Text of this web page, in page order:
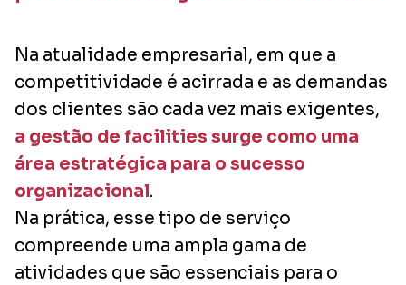
Na atualidade empresarial, em que a
competitividade é acirrada e as demandas
dos clientes são cada vez mais exigentes,
a gestão de facilities surge como uma
área estratégica para o sucesso
organizacional.
Na prática, esse tipo de serviço
compreende uma ampla gama de
atividades que são essenciais para o